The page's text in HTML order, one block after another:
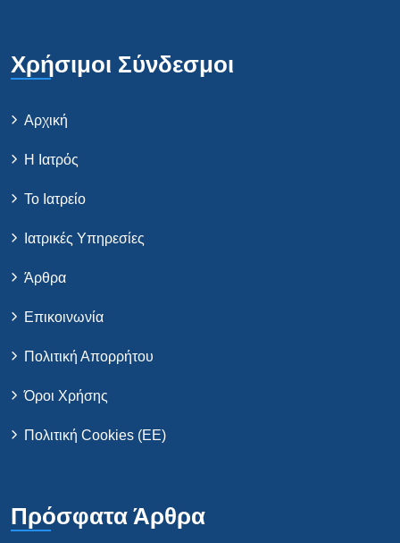
Χρήσιμοι Σύνδεσμοι
Αρχική
Η Ιατρός
Το Ιατρείο
Ιατρικές Υπηρεσίες
Άρθρα
Επικοινωνία
Πολιτική Απορρήτου
Όροι Χρήσης
Πολιτική Cookies (ΕΕ)
Πρόσφατα Άρθρα